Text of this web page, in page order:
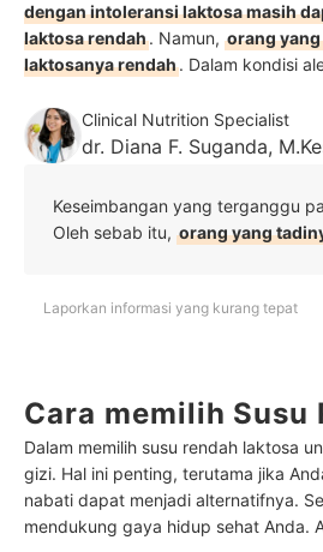
dengan intoleransi laktosa masih
laktosa rendah. Namun, orang
laktosanya rendah. Dalam kondisi
Clinical Nutrition Specialist
dr. Diana F. Suganda,
Keseimbangan yang terganggu
Oleh sebab itu, orang yang
Laporkan informasi yang kurang tepat
Cara memilih Susu
Dalam memilih susu rendah laktosa
gizi. Hal ini penting, terutama jika
nabati dapat menjadi alternatifnya.
mendukung gaya hidup sehat Anda.